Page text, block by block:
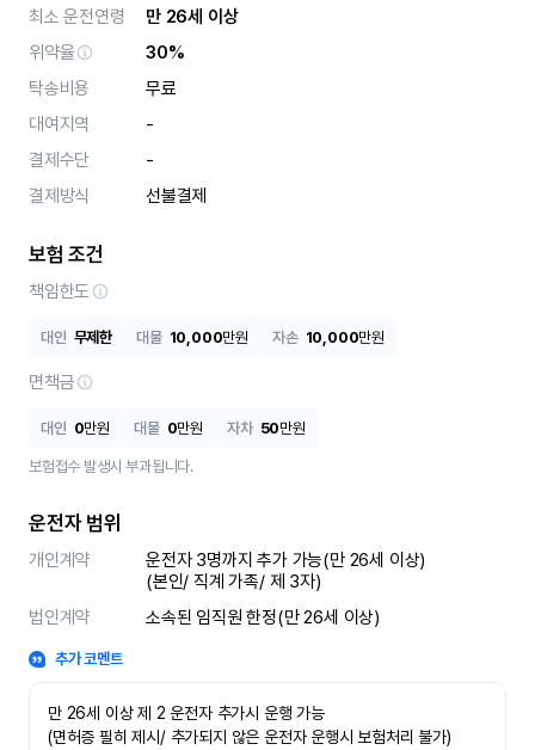
최소 운전연령
만 26세 이상
위약율
30%
탁송비용
무료
대여지역
-
결제수단
-
결제방식
선불결제
보험 조건
책임한도
대인 무제한 대물 10,000만원 자손 10,000만원
면책금
대인 0만원 대물 0만원 자차 50만원
보험접수 발생시 부과됩니다.
운전자 범위
개인계약
운전자 3명까지 추가 가능(만 26세 이상)
(본인/ 직계 가족/ 제 3자)
법인계약
소속된 임직원 한정(만 26세 이상)
추가 코멘트
만 26세 이상 제 2 운전자 추가시 운행 가능
(면허증 필히 제시/ 추가되지 않은 운전자 운행시 보험처리 불가)